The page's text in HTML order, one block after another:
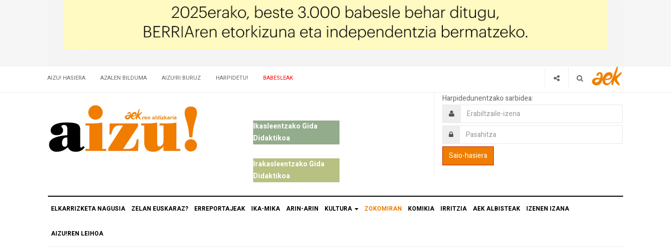
AIZU! HASIERA AZALEN BILDUMA AIZU!RI BURUZ HARPIDETU! BABESLEAK
Ikasleentzako Gida
Didaktikoa
Irakasleentzako Gida
Didaktikoa
Harpidedunentzako sarbidea:
ELKARRIZKETA NAGUSIA ZELAN EUSKARAZ? ERREPORTAJEAK IKA-MIKA ARIN-ARIN KULTURA ZOKOMIRAN KOMIKIA IRRITZIA AEK ALBISTEAK IZENEN IZANA
AIZU!REN LEIHOA